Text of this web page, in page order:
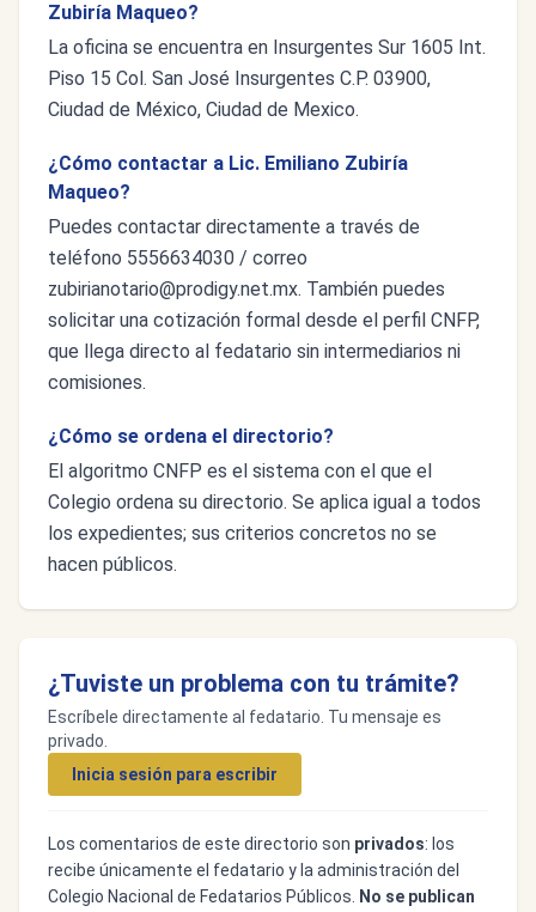
Zubiría Maqueo?
La oficina se encuentra en Insurgentes Sur 1605 Int.
Piso 15 Col. San José Insurgentes C.P. 03900,
Ciudad de México, Ciudad de Mexico.
¿Cómo contactar a Lic. Emiliano Zubiría
Maqueo?
Puedes contactar directamente a través de
teléfono 5556634030 / correo
zubirianotario@prodigy.net.mx. También puedes
solicitar una cotización formal desde el perfil CNFP,
que llega directo al fedatario sin intermediarios ni
comisiones.
¿Cómo se ordena el directorio?
El algoritmo CNFP es el sistema con el que el
Colegio ordena su directorio. Se aplica igual a todos
los expedientes; sus criterios concretos no se
hacen públicos.
¿Tuviste un problema con tu trámite?
Escríbele directamente al fedatario. Tu mensaje es
privado.
Inicia sesión para escribir
Los comentarios de este directorio son privados: los
recibe únicamente el fedatario y la administración del
Colegio Nacional de Fedatarios Públicos.
No se publican